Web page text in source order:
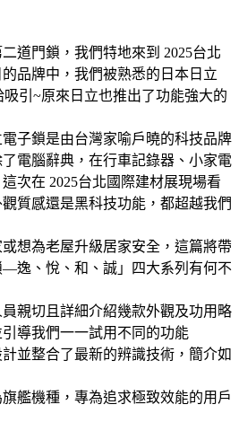
道門鎖，我們特地來到 2025台北
品牌中，我們被熟悉的日本日立
吸引~原來日立也推出了功能強大的
子鎖是由台灣家喻戶曉的科技品牌
電腦辭典，在行車記錄器、小家電
次在 2025台北國際建材展現場看
質感還是黑科技功能，都超越我們
想為老屋升級居家安全，這篇將帶
逸、悅、和、誠」四大系列有何不
員親切且詳細介紹幾款外觀及功用略
導我們一一試用不同的功能
計並整合了最新的辨識技術，簡介如
艦機種，專為追求極致效能的用戶